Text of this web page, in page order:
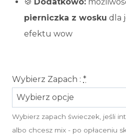
pierniczka z wosku dla
efektu wow
Wybierz Zapach : *
Wybierz zapach świeczek, jeśli
albo chcesz mix - po opłaceniu